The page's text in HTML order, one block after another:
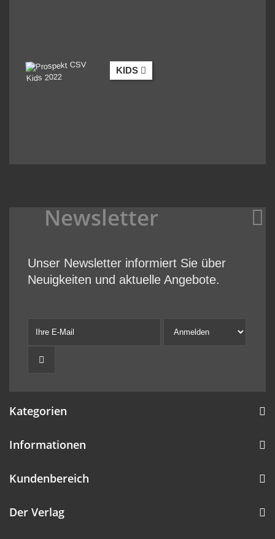
KIDS
Newsletter
Unser Newsletter informiert Sie über
Neuigkeiten und aktuelle Angebote.
Kategorien
Informationen
Kundenbereich
Der Verlag